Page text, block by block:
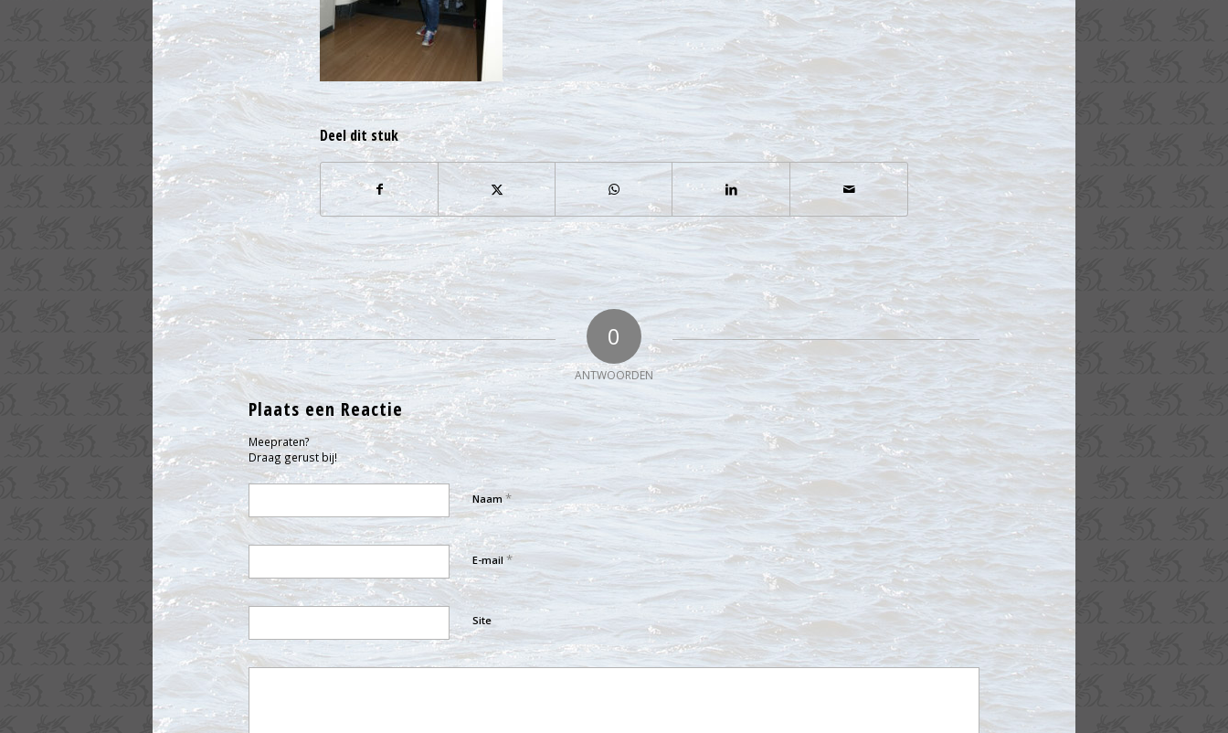
Deel dit stuk
0
ANTWOORDEN
Plaats een Reactie
Meepraten?
Draag gerust bij!
Naam*
E-mail*
Site